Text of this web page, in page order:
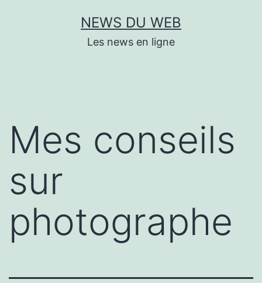
NEWS DU WEB
Les news en ligne
Mes conseils
sur
photographe